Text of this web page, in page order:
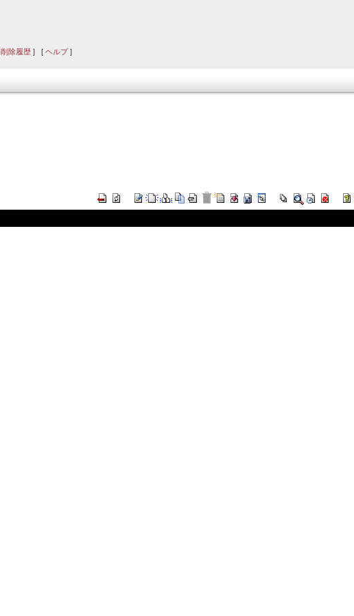
削除履歴 ] [ ヘルプ]